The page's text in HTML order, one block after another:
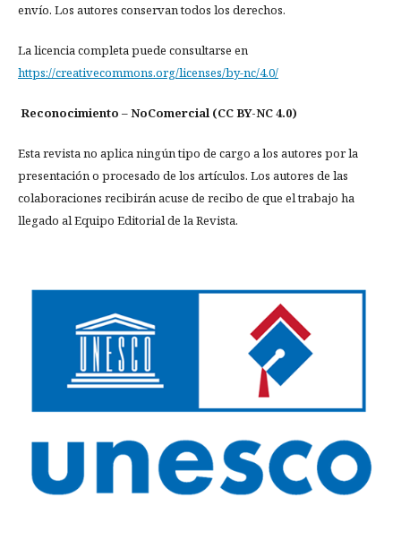
envío. Los autores conservan todos los derechos.
La licencia completa puede consultarse en
https://creativecommons.org/licenses/by-nc/4.0/
Reconocimiento – NoComercial (CC BY-NC 4.0)
Esta revista no aplica ningún tipo de cargo a los autores por la
presentación o procesado de los artículos. Los autores de las
colaboraciones recibirán acuse de recibo de que el trabajo ha
llegado al Equipo Editorial de la Revista.